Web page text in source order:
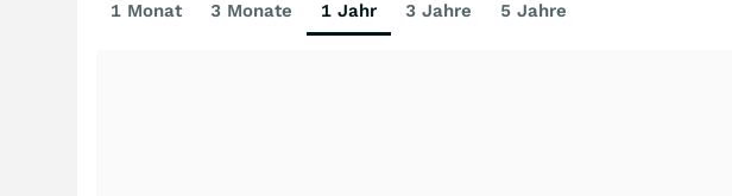
1 Monat 3 Monate 1 Jahr 3 Jahre 5 Jahre